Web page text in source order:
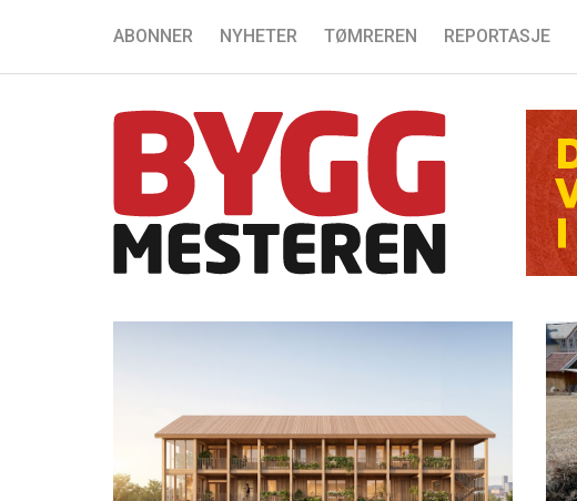
ABONNER NYHETER TØMREREN REPORTASJE